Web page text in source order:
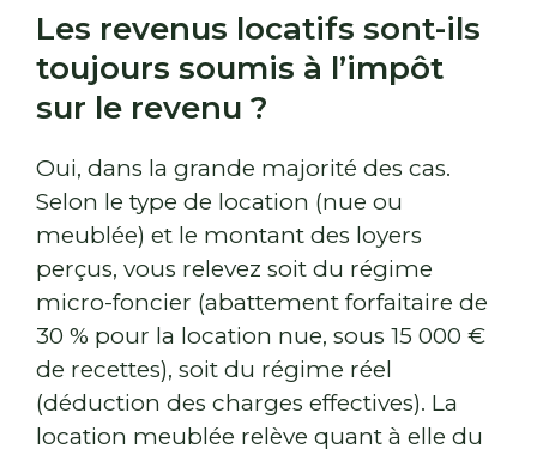
Les revenus locatifs sont-ils
toujours soumis à l’impôt
sur le revenu ?
Oui, dans la grande majorité des cas.
Selon le type de location (nue ou
meublée) et le montant des loyers
perçus, vous relevez soit du régime
micro-foncier (abattement forfaitaire de
30 % pour la location nue, sous 15 000 €
de recettes), soit du régime réel
(déduction des charges effectives). La
location meublée relève quant à elle du